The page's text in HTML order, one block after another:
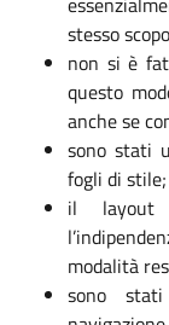
stesso
non si è
questo
anche se
sono stati
fogli di stile;
il layout
modalità
sono